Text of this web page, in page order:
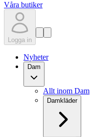
Våra butiker
Logga in
Nyheter
Dam
Allt inom Dam
Damkläder